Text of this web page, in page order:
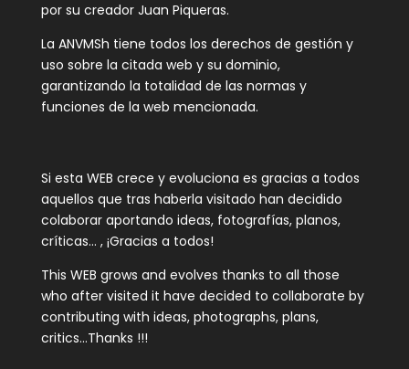
por su creador Juan Piqueras.
La ANVMSh tiene todos los derechos de gestión y
uso sobre la citada web y su dominio,
garantizando la totalidad de las normas y
funciones de la web mencionada.
Si esta WEB crece y evoluciona es gracias a todos
aquellos que tras haberla visitado han decidido
colaborar aportando ideas, fotografías, planos,
críticas… , ¡Gracias a todos!
This WEB grows and evolves thanks to all those
who after visited it have decided to collaborate by
contributing with ideas, photographs, plans,
critics…Thanks !!!